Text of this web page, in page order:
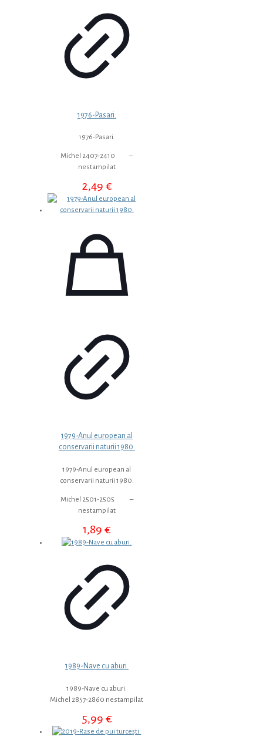
1976-Pasari.
1976-Pasari.
Michel 2407-2410 –
nestampilat
2,49 €
1979-Anul european al
conservarii naturii 1980.
1979-Anul european al
conservarii naturii 1980.
Michel 2501-2505 –
nestampilat
1,89€
1989-Nave cu aburi.
1989-Nave cu aburi.
Michel 2857-2860 nestampilat
5,99 €